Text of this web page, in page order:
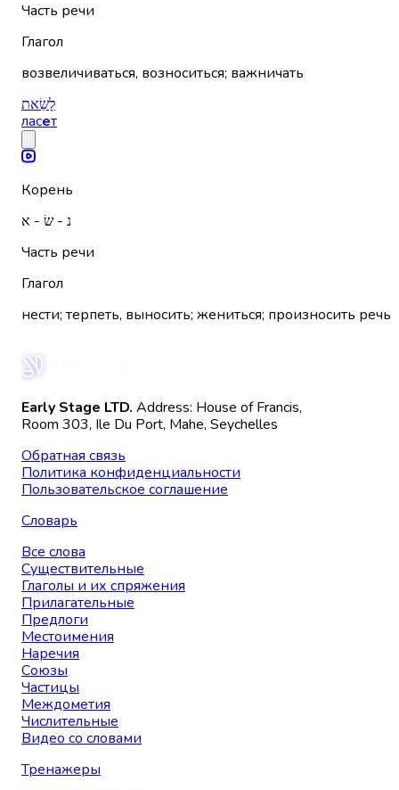
Часть речи
Глагол
возвеличиваться, возноситься; важничать
לָשֵׂאת
ласет
Корень
נ - שׂ - א
Часть речи
Глагол
нести; терпеть, выносить; жениться; произносить речь
Early Stage LTD. Address: House of Francis,
Room 303, Ile Du Port, Mahe, Seychelles
Обратная связь
Политика конфиденциальности
Пользовательское соглашение
Словарь
Все слова
Существительные
Глаголы и их спряжения
Прилагательные
Предлоги
Местоимения
Наречия
Союзы
Частицы
Междометия
Числительные
Видео со словами
Тренажеры